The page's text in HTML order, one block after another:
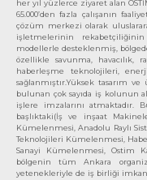
her yıl yüzlerce ziyaret alan
65.000’den fazla çalışanın
çözüm merkezi olarak
işletmelerinin rekabetçiliğinin
modellerle desteklenmiş,
özellikle savunma, havacılık,
haberleşme teknolojileri,
sağlanmıştır.Yüksek tasarım
bulunan çok sayıda iş kolunun
işlere imzalarını atmaktadır.
başlıktaki(İş ve inşaat
Kümelenmesi, Anadolu Raylı
Teknolojileri Kümelenmesi,
Sanayi Kümelenmesi, Ostim
bölgenin tüm Ankara
yetenekleriyle de iş birliği